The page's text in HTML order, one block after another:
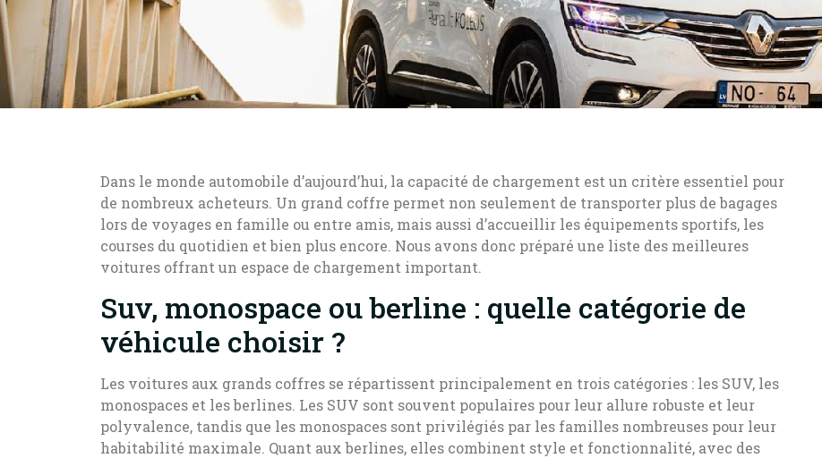
Dans le monde automobile d’aujourd’hui, la capacité de chargement est un critère essentiel pour
de nombreux acheteurs. Un grand coffre permet non seulement de transporter plus de bagages
lors de voyages en famille ou entre amis, mais aussi d’accueillir les équipements sportifs, les
courses du quotidien et bien plus encore. Nous avons donc préparé une liste des meilleures
voitures offrant un espace de chargement important.
Suv, monospace ou berline : quelle catégorie de
véhicule choisir ?
Les voitures aux grands coffres se répartissent principalement en trois catégories : les SUV, les
monospaces et les berlines. Les SUV sont souvent populaires pour leur allure robuste et leur
polyvalence, tandis que les monospaces sont privilégiés par les familles nombreuses pour leur
habitabilité maximale. Quant aux berlines, elles combinent style et fonctionnalité, avec des